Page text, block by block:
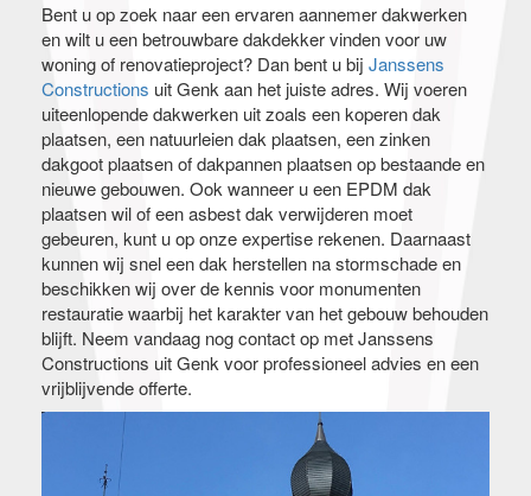
Bent u op zoek naar een ervaren aannemer dakwerken
en wilt u een betrouwbare dakdekker vinden voor uw
woning of renovatieproject? Dan bent u bij Janssens
Constructions uit Genk aan het juiste adres. Wij voeren
uiteenlopende dakwerken uit zoals een koperen dak
plaatsen, een natuurleien dak plaatsen, een zinken
dakgoot plaatsen of dakpannen plaatsen op bestaande en
nieuwe gebouwen. Ook wanneer u een EPDM dak
plaatsen wil of een asbest dak verwijderen moet
gebeuren, kunt u op onze expertise rekenen. Daarnaast
kunnen wij snel een dak herstellen na stormschade en
beschikken wij over de kennis voor monumenten
restauratie waarbij het karakter van het gebouw behouden
blijft. Neem vandaag nog contact op met Janssens
Constructions uit Genk voor professioneel advies en een
vrijblijvende offerte.